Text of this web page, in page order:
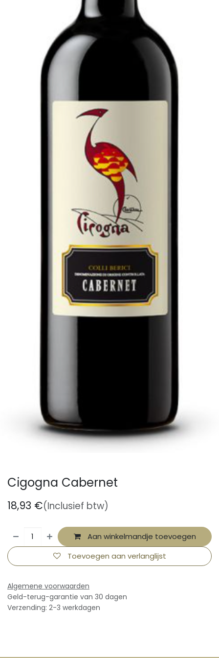
Cigogna Cabernet
18,93 €(Inclusief btw)
Aan winkelmandje toevoegen
Toevoegen aan verlanglijst
Algemene voorwaarden
Geld-terug-garantie van 30 dagen
Verzending: 2-3 werkdagen